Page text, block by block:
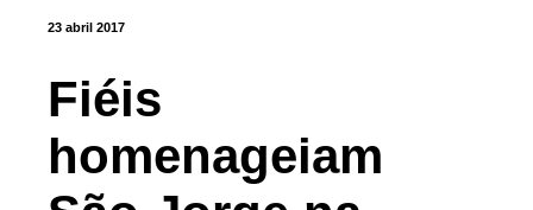
23 abril 2017
Fiéis
homenageiam